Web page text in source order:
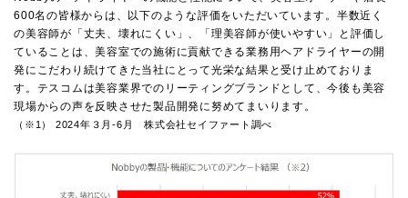
600名の皆様からは、以下のような評価をいただいています。半数近く
の美容師が「丈夫、壊れにくい」、「理美容師が使いやすい」と評価し
ていることは、美容室での施術に貢献できる業務用ヘアドライヤーの開
発にこだわり続けてきた当社にとって光栄な結果と受け止めておりま
す。テスコムは美容業界でのリーティングブランドとして、今後も美容
現場からの声を反映させた製品開発に努めてまいります。
（※1） 2024年３月-6月 株式会社セイファート調べ